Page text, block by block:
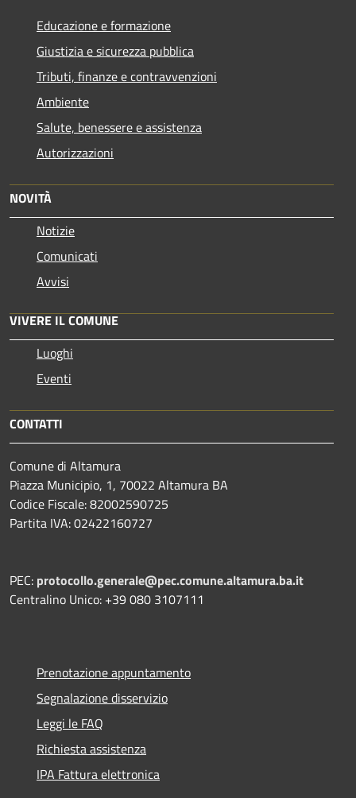
Educazione e formazione
Giustizia e sicurezza pubblica
Tributi, finanze e contravvenzioni
Ambiente
Salute, benessere e assistenza
Autorizzazioni
NOVITÀ
Notizie
Comunicati
Avvisi
VIVERE IL COMUNE
Luoghi
Eventi
CONTATTI
Comune di Altamura
Piazza Municipio, 1, 70022 Altamura BA
Codice Fiscale: 82002590725
Partita IVA: 02422160727
PEC: protocollo.generale@pec.comune.altamura.ba.it
Centralino Unico: +39 080 3107111
Prenotazione appuntamento
Segnalazione disservizio
Leggi le FAQ
Richiesta assistenza
IPA Fattura elettronica